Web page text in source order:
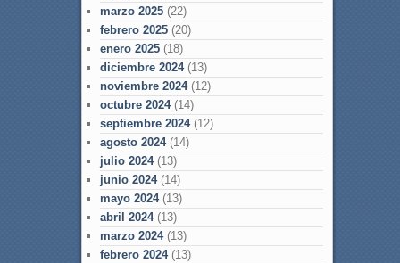
marzo 2025(22)
febrero 2025(20)
enero 2025(18)
diciembre 2024(13)
noviembre 2024(12)
octubre 2024(14)
septiembre 2024(12)
agosto 2024(14)
julio 2024(13)
junio 2024(14)
mayo 2024(13)
abril 2024(13)
marzo 2024(13)
febrero 2024(13)